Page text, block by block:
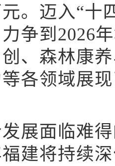
。迈入“十
争到2026
、森林康
各领域展
面临难得
建将持续